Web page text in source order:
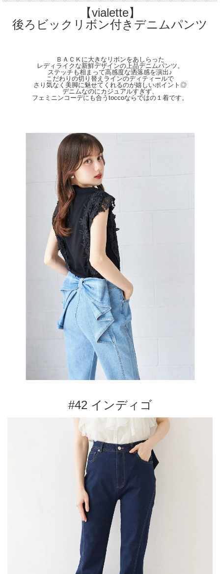
本体：綿98％、ポリウレタン2％
＜Ｓサイズ＞
裾幅：23cm
総丈：104cm
ウエスト周囲：70cm
#42 インディゴ/#32 ブルー
サイズは平置きサイズとなりますので測り方により誤差が出る場合がございます。
色合いはモニター環境により若干の誤差が出ます。 ライティングや天候によりモ
デル画像と物撮り画像のカラーに違いある場合、物撮り画像の方が
実際のカラーに近い状態で撮影されておりますので、そちらを参考にしてください
【vialette】
後ろビックリボン付きデニムパンツ
ＢＡＣＫに大きなリボンをあしらった
レディライクな新鮮デザインの上品デニムパンツ。
ステッチも相まって高感度な洒落感を演出♪
こだわりの切り替えラインのディティールで
さり気なく美脚に魅せてくれるのが嬉しいポイント◎
デニムなのにカジュアルすぎず、
フェミニンコーデにも合うtoccoならではの１着です。
#42 インディゴ